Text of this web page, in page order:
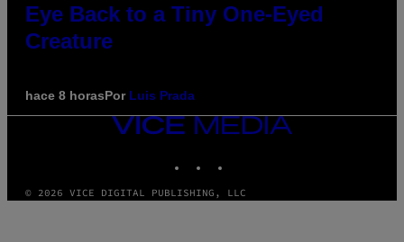
Eye Back to a Tiny One-Eyed
Creature
hace 8 horasPor Luis Prada
VICE
MEDIA
© 2026 VICE DIGITAL PUBLISHING, LLC